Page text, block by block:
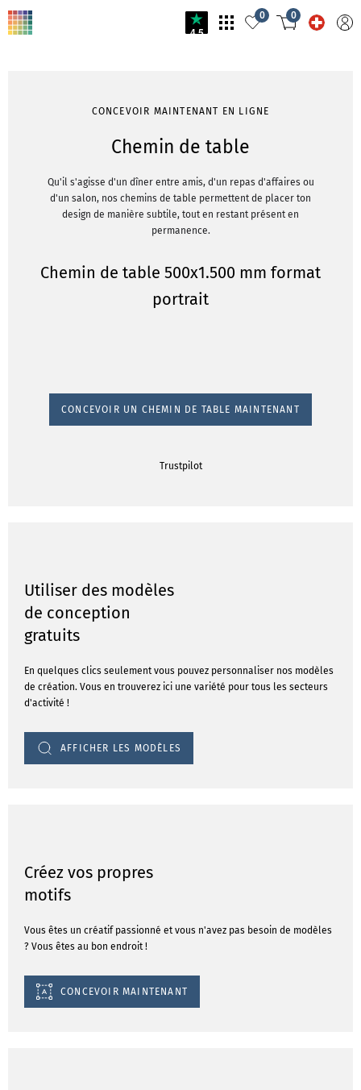
4.5
0 0
CONCEVOIR MAINTENANT EN LIGNE
Chemin de table
Qu'il s'agisse d'un dîner entre amis, d'un repas d'affaires ou
d'un salon, nos chemins de table permettent de placer ton
design de manière subtile, tout en restant présent en
permanence.
Chemin de table 500x1.500 mm format
portrait
CONCEVOIR UN CHEMIN DE TABLE MAINTENANT
Trustpilot
Utiliser des modèles
de conception
gratuits
En quelques clics seulement vous pouvez personnaliser nos modèles
de création. Vous en trouverez ici une variété pour tous les secteurs
d'activité !
AFFICHER LES MODÈLES
Créez vos propres
motifs
Vous êtes un créatif passionné et vous n'avez pas besoin de modèles
? Vous êtes au bon endroit !
CONCEVOIR MAINTENANT